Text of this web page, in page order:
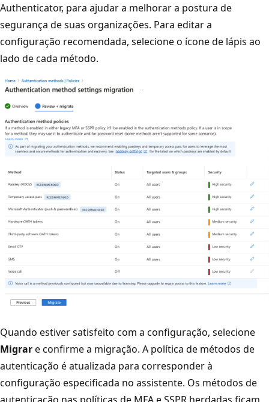
Authenticator, para ajudar a melhorar a postura de
segurança de suas organizações. Para editar a
configuração recomendada, selecione o ícone de lápis ao
lado de cada método.
Quando estiver satisfeito com a configuração, selecione
Migrare confirme a migração. A política de métodos de
autenticação é atualizada para corresponder à
configuração especificada no assistente. Os métodos de